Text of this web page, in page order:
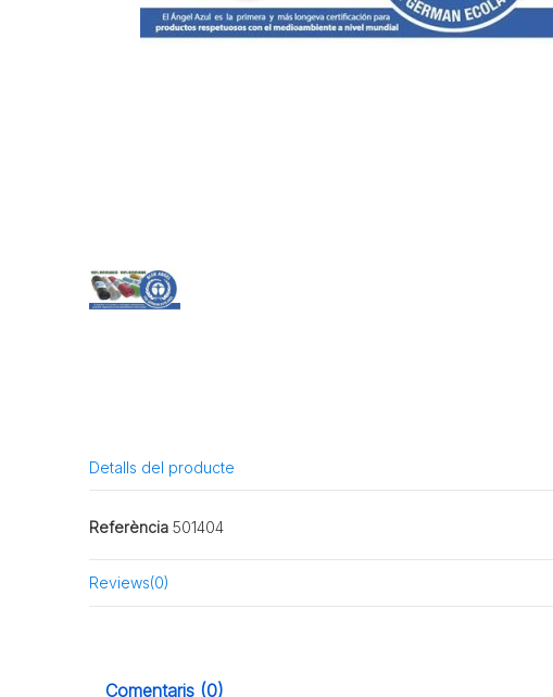
Detalls del producte
Referència 501404
Reviews(0)
Comentaris (0)